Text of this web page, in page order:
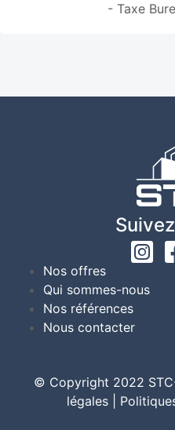
- Taxe
Nos offres
Qui sommes-nous
Nos références
Nous contacter
© Copyright 2022
légales|